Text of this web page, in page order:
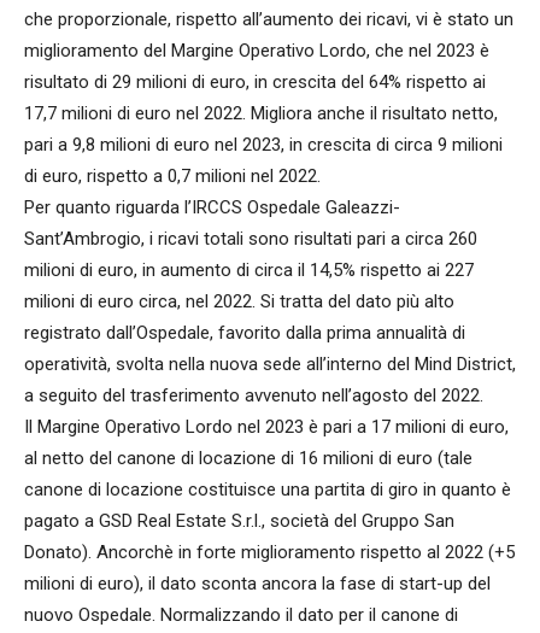
che proporzionale, rispetto all’aumento dei ricavi, vi è stato un
miglioramento del Margine Operativo Lordo, che nel 2023 è
risultato di 29 milioni di euro, in crescita del 64% rispetto ai
17,7 milioni di euro nel 2022. Migliora anche il risultato netto,
pari a 9,8 milioni di euro nel 2023, in crescita di circa 9 milioni
di euro, rispetto a 0,7 milioni nel 2022.
Per quanto riguarda l’IRCCS Ospedale Galeazzi-
Sant’Ambrogio, i ricavi totali sono risultati pari a circa 260
milioni di euro, in aumento di circa il 14,5% rispetto ai 227
milioni di euro circa, nel 2022. Si tratta del dato più alto
registrato dall’Ospedale, favorito dalla prima annualità di
operatività, svolta nella nuova sede all’interno del Mind District,
a seguito del trasferimento avvenuto nell’agosto del 2022.
Il Margine Operativo Lordo nel 2023 è pari a 17 milioni di euro,
al netto del canone di locazione di 16 milioni di euro (tale
canone di locazione costituisce una partita di giro in quanto è
pagato a GSD Real Estate S.r.l., società del Gruppo San
Donato). Ancorchè in forte miglioramento rispetto al 2022 (+5
milioni di euro), il dato sconta ancora la fase di start-up del
nuovo Ospedale. Normalizzando il dato per il canone di